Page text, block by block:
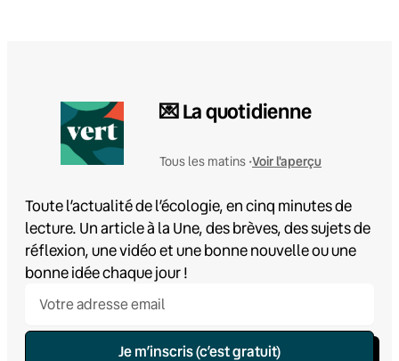
💌 La quotidienne
Tous les matins •Voir l'aperçu
Toute l’actualité de l’écologie, en cinq minutes de
lecture. Un article à la Une, des brèves, des sujets de
réflexion, une vidéo et une bonne nouvelle ou une
bonne idée chaque jour !
Je m’inscris (c’est gratuit)